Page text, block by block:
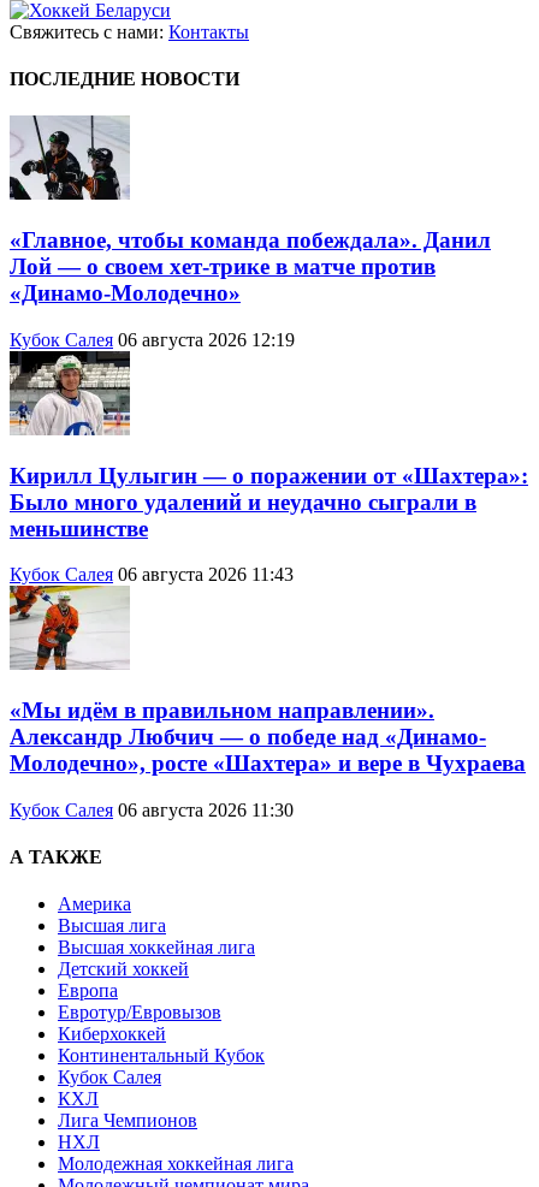
Свяжитесь с нами: Контакты
ПОСЛЕДНИЕ НОВОСТИ
«Главное, чтобы команда побеждала». Данил
Лой — о своем хет-трике в матче против
«Динамо-Молодечно»
Кубок Салея 06 августа 2026 12:19
Кирилл Цулыгин — о поражении от «Шахтера»:
Было много удалений и неудачно сыграли в
меньшинстве
Кубок Салея 06 августа 2026 11:43
«Мы идём в правильном направлении».
Александр Любчич — о победе над «Динамо-
Молодечно», росте «Шахтера» и вере в Чухраева
Кубок Салея 06 августа 2026 11:30
А ТАКЖЕ
Америка
Высшая лига
Высшая хоккейная лига
Детский хоккей
Европа
Евротур/Евровызов
Киберхоккей
Континентальный Кубок
Кубок Салея
КХЛ
Лига Чемпионов
НХЛ
Молодежная хоккейная лига